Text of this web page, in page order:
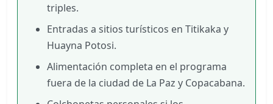
triples.
Entradas a sitios turísticos en Titikaka y
Huayna Potosi.
Alimentación completa en el programa
fuera de la ciudad de La Paz y Copacabana.